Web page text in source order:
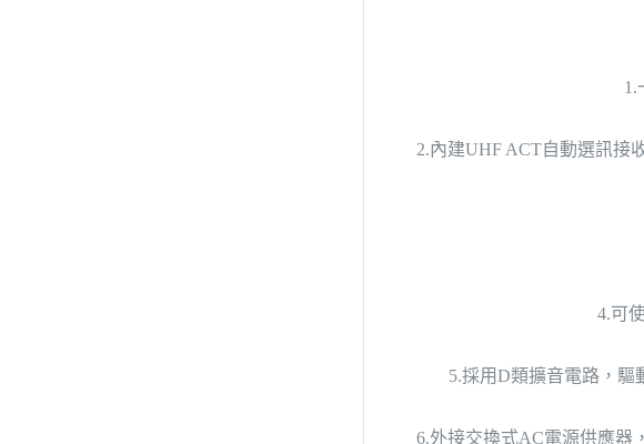
1.
2.內建UHF ACT自動選訊接
4.可
5.採用D類擴音電路，驅
6.外接交換式AC電源供應器